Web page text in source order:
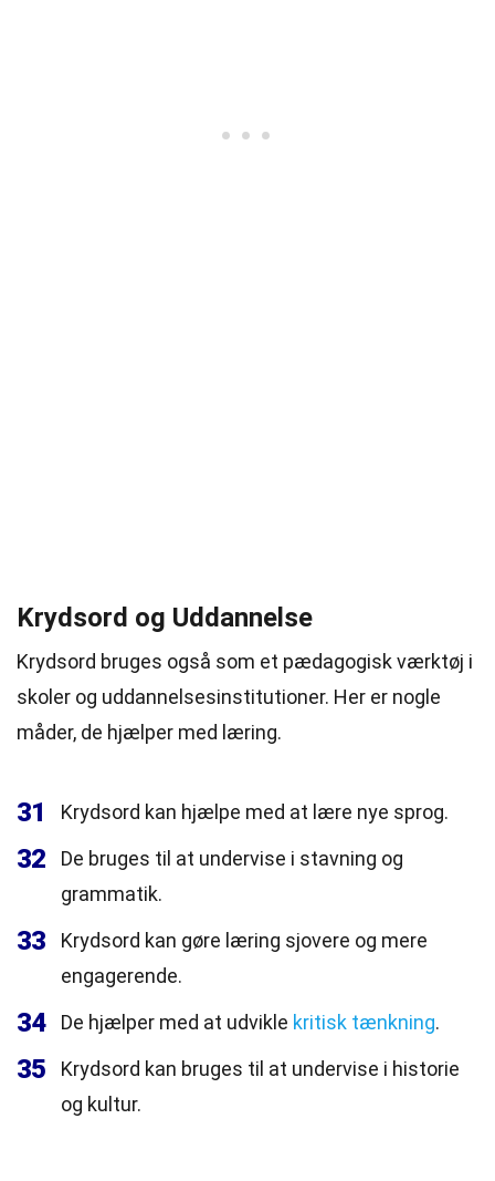
Krydsord og Uddannelse
Krydsord bruges også som et pædagogisk værktøj i
skoler og uddannelsesinstitutioner. Her er nogle
måder, de hjælper med læring.
31 Krydsord kan hjælpe med at lære nye sprog.
32
De bruges til at undervise i stavning og
grammatik.
33
Krydsord kan gøre læring sjovere og mere
engagerende.
34 De hjælper med at udvikle kritisk tænkning.
35
Krydsord kan bruges til at undervise i historie
og kultur.